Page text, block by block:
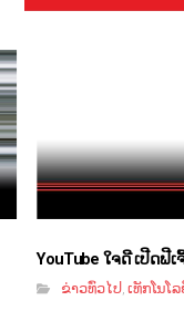
YouTube ໃຈດີ ເປີດຟີ
ຂ່າວທົ່ວໄປ,ເທັກໂນໂ